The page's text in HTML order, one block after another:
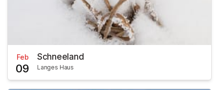
Feb
09
Schneeland
Langes Haus